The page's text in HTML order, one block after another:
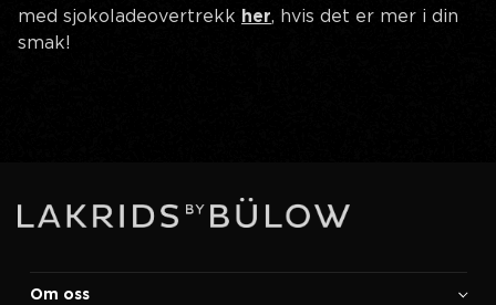
med sjokoladeovertrekk her, hvis det er mer i din
smak!
Om oss